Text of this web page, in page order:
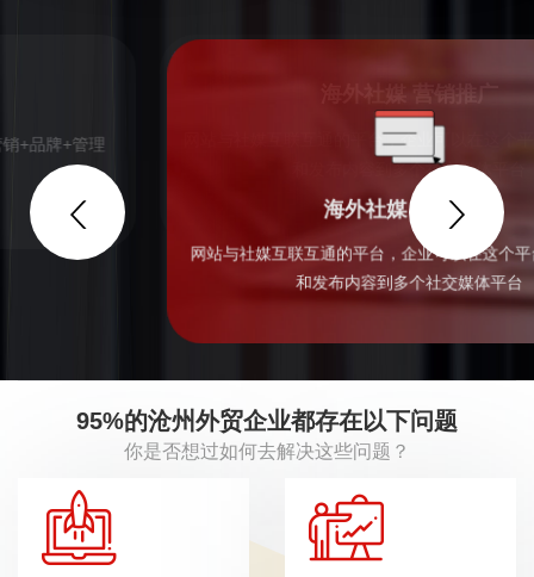
营销推广
网站与社媒互联互通的平台，企业可以在这个平台上同时管理
和发布内容到多个社交媒体平台
95%的沧州外贸企业都存在以下问题
你是否想过如何去解决这些问题？